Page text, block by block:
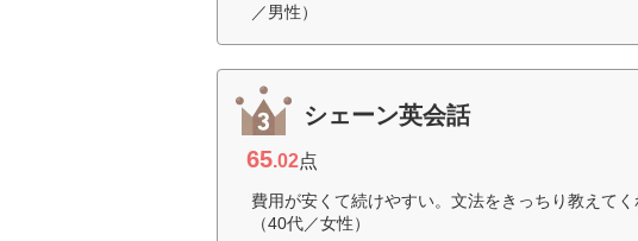
／男性）
シェーン英会話
65.02点
費用が安くて続けやすい。文法をきっちり教えて
（40代／女性）